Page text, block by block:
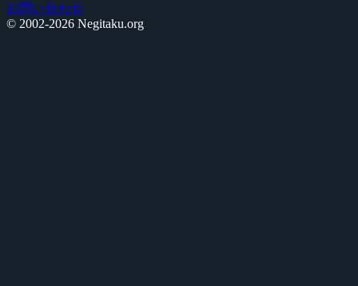
お問い合わせ
© 2002-2026 Negitaku.org